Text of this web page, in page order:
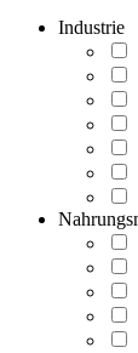
Industrie